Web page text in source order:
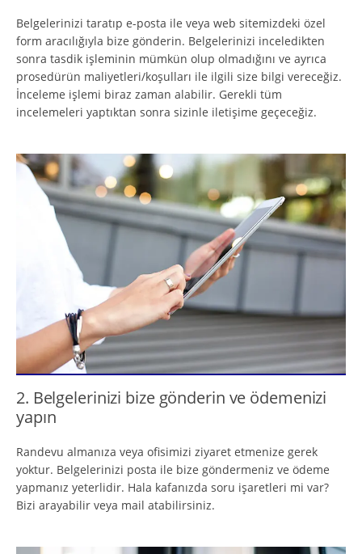
Belgelerinizi taratıp e-posta ile veya web sitemizdeki özel
form aracılığıyla bize gönderin. Belgelerinizi inceledikten
sonra tasdik işleminin mümkün olup olmadığını ve ayrıca
prosedürün maliyetleri/koşulları ile ilgili size bilgi vereceğiz.
İnceleme işlemi biraz zaman alabilir. Gerekli tüm
incelemeleri yaptıktan sonra sizinle iletişime geçeceğiz.
2. Belgelerinizi bize gönderin ve ödemenizi
yapın
Randevu almanıza veya ofisimizi ziyaret etmenize gerek
yoktur. Belgelerinizi posta ile bize göndermeniz ve ödeme
yapmanız yeterlidir. Hala kafanızda soru işaretleri mi var?
Bizi arayabilir veya mail atabilirsiniz.